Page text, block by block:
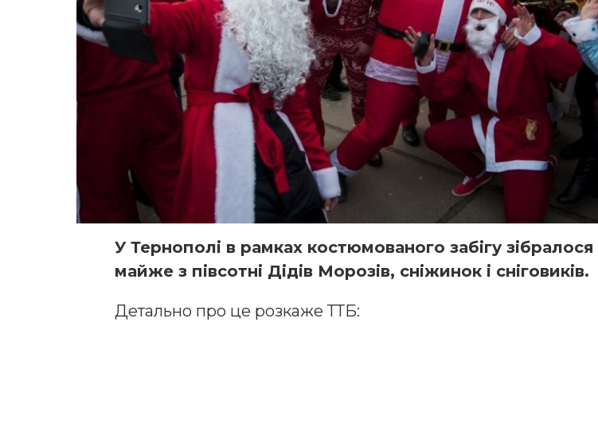
У Тернополі в рамках костюмованого забігу зібралося
майже з півсотні Дідів Морозів, сніжинок і сніговиків.
Детально про це розкаже ТТБ: